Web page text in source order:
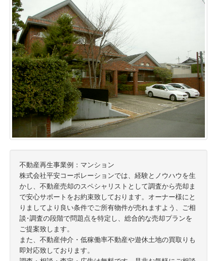
不動産再生事業例：マンション
株式会社平安コーポレーションでは、経験とノウハウを生
かし、不動産売却のスペシャリストとして調査から売却ま
で安心サポートをお約束致しております。オーナー様にと
りましてより良い条件でご所有物件が売れますよう、ご相
談･調査の段階で問題点を特定し、総合的な売却プランを
ご提案致します。
また、不動産仲介・低稼働率不動産や遊休土地の買取りも
即対応致しております。